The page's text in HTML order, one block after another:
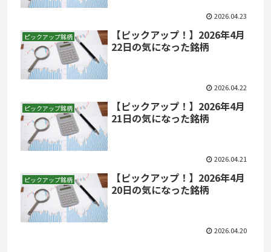
2026.04.23
ピックアップ銘柄
【ピックアップ！】2026年4月
22日の気になった銘柄
2026.04.22
ピックアップ銘柄
【ピックアップ！】2026年4月
21日の気になった銘柄
2026.04.21
ピックアップ銘柄
【ピックアップ！】2026年4月
20日の気になった銘柄
2026.04.20